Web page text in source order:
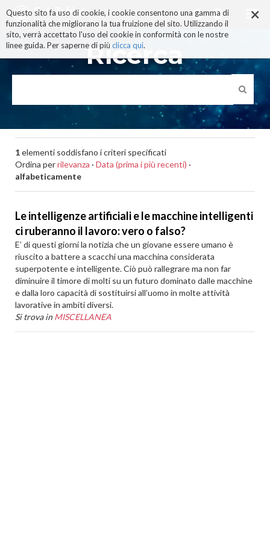
×
Questo sito fa uso di cookie, i cookie consentono una gamma di
funzionalità che migliorano la tua fruizione del sito. Utilizzando il
sito, verrà accettato l'uso dei cookie in conformità con le nostre
linee guida. Per saperne di più clicca qui.
ai
contenuti.
|
alla
navigazione
Ricerca
1elementi soddisfano i criteri specificati
Ordina perrilevanza · Data (prima i più recenti) ·
alfabeticamente
Le intelligenze artificiali e le macchine intelligenti
ci ruberanno il lavoro: vero o falso?
E’ di questi giorni la notizia che un giovane essere umano è
riuscito a battere a scacchi una macchina considerata
superpotente e intelligente. Ciò può rallegrare ma non far
diminuire il timore di molti su un futuro dominato dalle macchine
e dalla loro capacità di sostituirsi all’uomo in molte attività
lavorative in ambiti diversi.
Si trova in MISCELLANEA